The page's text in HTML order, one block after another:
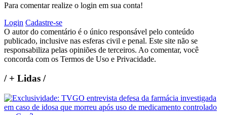
Para comentar realize o login em sua conta!
Login Cadastre-se
O autor do comentário é o único responsável pelo conteúdo
publicado, inclusive nas esferas civil e penal. Este site não se
responsabiliza pelas opiniões de terceiros. Ao comentar, você
concorda com os Termos de Uso e Privacidade.
/+ Lidas /